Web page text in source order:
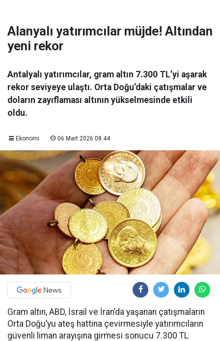
Alanyalı yatırımcılar müjde! Altından
yeni rekor
Antalyalı yatırımcılar, gram altın 7.300 TL’yi aşarak
rekor seviyeye ulaştı. Orta Doğu’daki çatışmalar ve
doların zayıflaması altının yükselmesinde etkili
oldu.
Ekonomi 06 Mart 2026 08:44
Gram altın, ABD, İsrail ve İran’da yaşanan çatışmaların
Orta Doğu’yu ateş hattına çevirmesiyle yatırımcıların
güvenli liman arayışına girmesi sonucu 7.300 TL